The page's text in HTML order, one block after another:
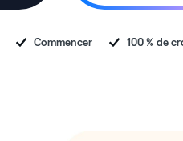
Commencer 100 % de